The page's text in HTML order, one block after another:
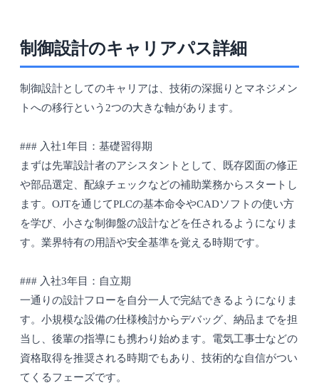
制御設計のキャリアパス詳細
制御設計としてのキャリアは、技術の深掘りとマネジメン
トへの移行という2つの大きな軸があります。
### 入社1年目：基礎習得期
まずは先輩設計者のアシスタントとして、既存図面の修正
や部品選定、配線チェックなどの補助業務からスタートし
ます。OJTを通じてPLCの基本命令やCADソフトの使い方
を学び、小さな制御盤の設計などを任されるようになりま
す。業界特有の用語や安全基準を覚える時期です。
### 入社3年目：自立期
一通りの設計フローを自分一人で完結できるようになりま
す。小規模な設備の仕様検討からデバッグ、納品までを担
当し、後輩の指導にも携わり始めます。電気工事士などの
資格取得を推奨される時期でもあり、技術的な自信がつい
てくるフェーズです。